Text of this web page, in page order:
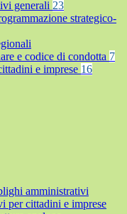
generali 23
strategico-
e codice di condotta 7
e imprese 16
amministrativi
per cittadini e imprese